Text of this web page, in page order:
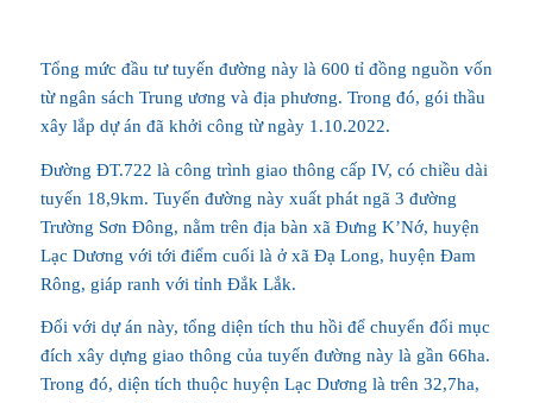
Tổng mức đầu tư tuyến đường này là 600 tỉ đồng nguồn vốn
từ ngân sách Trung ương và địa phương. Trong đó, gói thầu
xây lắp dự án đã khởi công từ ngày 1.10.2022.
Đường ĐT.722 là công trình giao thông cấp IV, có chiều dài
tuyến 18,9km. Tuyến đường này xuất phát ngã 3 đường
Trường Sơn Đông, nằm trên địa bàn xã Đưng K’Nớ, huyện
Lạc Dương với tới điểm cuối là ở xã Đạ Long, huyện Đam
Rông, giáp ranh với tỉnh Đắk Lắk.
Đối với dự án này, tổng diện tích thu hồi để chuyển đổi mục
đích xây dựng giao thông của tuyến đường này là gần 66ha.
Trong đó, diện tích thuộc huyện Lạc Dương là trên 32,7ha,